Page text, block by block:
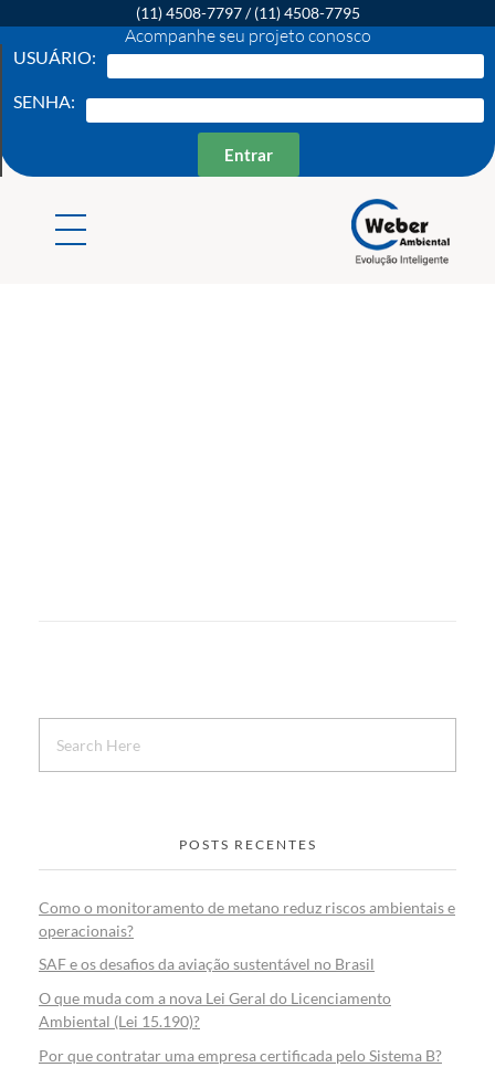
(11) 4508-7797/(11) 4508-7795
Acompanhe seu projeto conosco
USUÁRIO:
SENHA:
Entrar
POSTS RECENTES
Como o monitoramento de metano reduz riscos ambientais e
operacionais?
SAF e os desafios da aviação sustentável no Brasil
O que muda com a nova Lei Geral do Licenciamento
Ambiental (Lei 15.190)?
Por que contratar uma empresa certificada pelo Sistema B?